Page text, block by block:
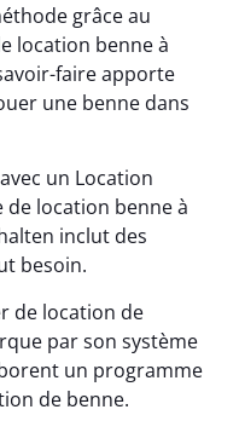
grâce au
location benne à
faire apporte
une benne dans
un Location
location benne à
inclut des
besoin.
de location de
par son système
un programme
de benne.